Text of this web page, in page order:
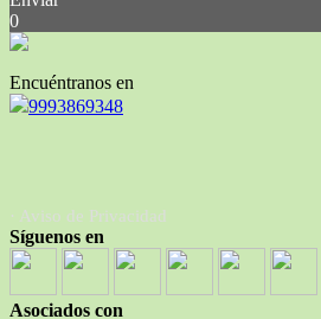
0
Encuéntranos en
9993869348
· Aviso de Privacidad
Síguenos en
Asociados con